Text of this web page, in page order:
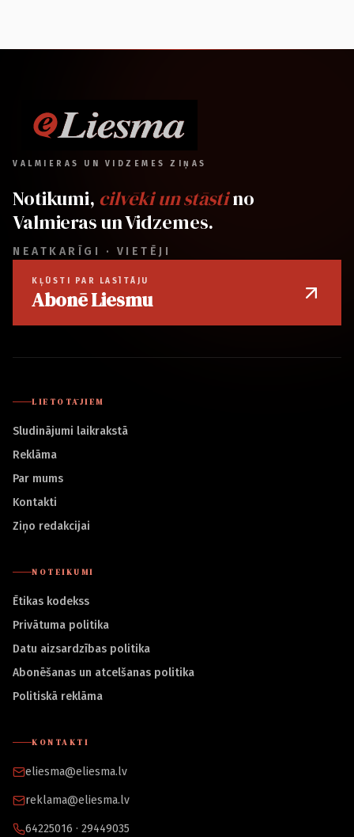
VALMIERAS UN VIDZEMES ZIŅAS
Notikumi, cilvēki un stāstino
Valmieras un Vidzemes.
NEATKARĪGI · VIETĒJI
KĻŪSTI PAR LASĪTĀJU
Abonē Liesmu
LIETOTĀJIEM
Sludinājumi laikrakstā
Reklāma
Par mums
Kontakti
Ziņo redakcijai
NOTEIKUMI
Ētikas kodekss
Privātuma politika
Datu aizsardzības politika
Abonēšanas un atcelšanas politika
Politiskā reklāma
KONTAKTI
eliesma@eliesma.lv
reklama@eliesma.lv
64225016 · 29449035